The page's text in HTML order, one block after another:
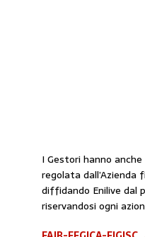
I Gestori hanno
regolata dall’Azienda
diffidando Enilive dal
riservandosi ogni